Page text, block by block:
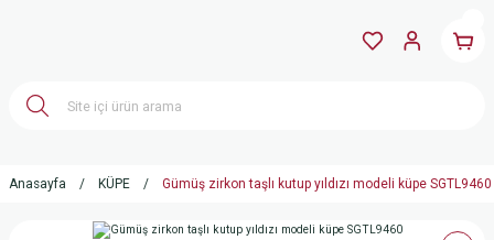
Anasayfa KÜPE Gümüş zirkon taşlı kutup yıldızı modeli küpe SGTL9460